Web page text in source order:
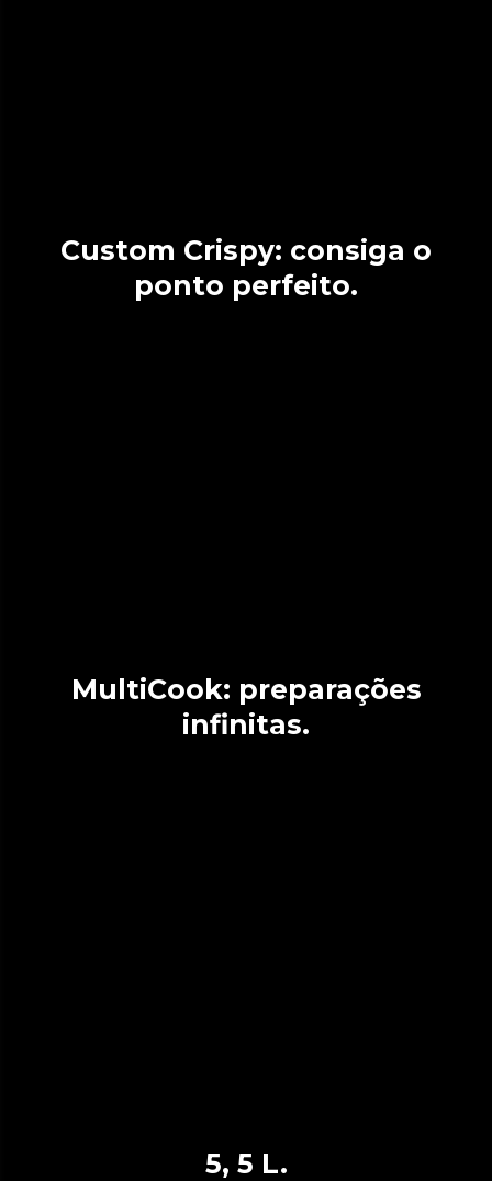
Custom Crispy: consiga o
ponto perfeito.
MultiCook: preparações
infinitas.
5, 5 L.